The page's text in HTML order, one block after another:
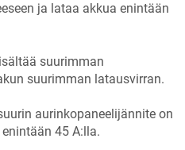
ja lataa akkua enintään
suurimman
suurimman latausvirran.
aurinkopaneelijännite on
45 A:lla.